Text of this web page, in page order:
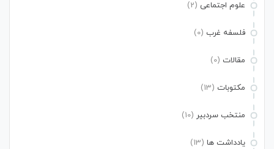
علوم اجتماعی (2)
فلسفه غرب (0)
مقالات (0)
مکتوبات (13)
منتخب سردبیر (10)
یادداشت ها (13)